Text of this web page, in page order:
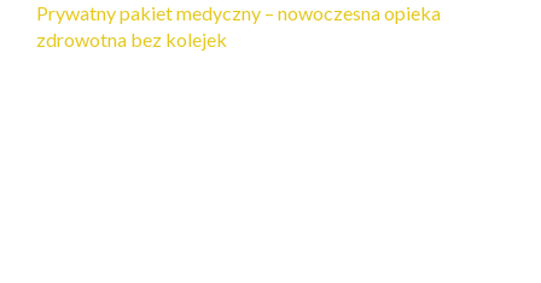
Prywatny pakiet medyczny – nowoczesna opieka
zdrowotna bez kolejek